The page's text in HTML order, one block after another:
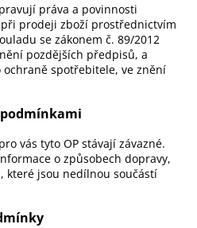
práva a povinnosti
prodeji zboží prostřednictvím
se zákonem č. 89/2012
pozdějších předpisů, a
ochraně spotřebitele, ve znění
vás tyto OP stávají závazné.
o způsobech dopravy,
které jsou nedílnou součástí